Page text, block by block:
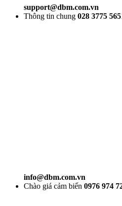
support@dbm.com.vn
Thông tin chung 028 3775
info@dbm.com.vn
Chào giá cảm biến 0976 974